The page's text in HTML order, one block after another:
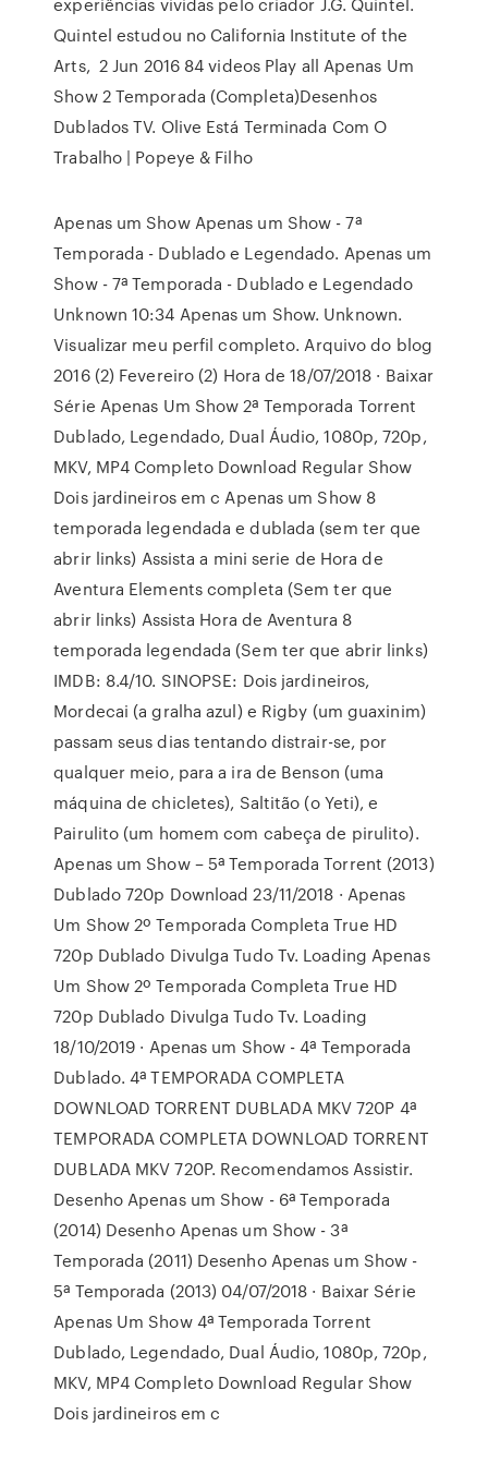
Quintel estudou no California Institute of the
Arts, 2 Jun 2016 84 videos Play all Apenas Um
Show 2 Temporada (Completa)Desenhos
Dublados TV. Olive Está Terminada Com O
Trabalho | Popeye & Filho
Apenas um Show Apenas um Show - 7ª
Temporada - Dublado e Legendado. Apenas um
Show - 7ª Temporada - Dublado e Legendado
Unknown 10:34 Apenas um Show. Unknown.
Visualizar meu perfil completo. Arquivo do blog
2016 (2) Fevereiro (2) Hora de 18/07/2018 · Baixar
Série Apenas Um Show 2ª Temporada Torrent
Dublado, Legendado, Dual Áudio, 1080p, 720p,
MKV, MP4 Completo Download Regular Show
Dois jardineiros em c Apenas um Show 8
temporada legendada e dublada (sem ter que
abrir links) Assista a mini serie de Hora de
Aventura Elements completa (Sem ter que
abrir links) Assista Hora de Aventura 8
temporada legendada (Sem ter que abrir links)
IMDB: 8.4/10. SINOPSE: Dois jardineiros,
Mordecai (a gralha azul) e Rigby (um guaxinim)
passam seus dias tentando distrair-se, por
qualquer meio, para a ira de Benson (uma
máquina de chicletes), Saltitão (o Yeti), e
Pairulito (um homem com cabeça de pirulito).
Apenas um Show – 5ª Temporada Torrent (2013)
Dublado 720p Download 23/11/2018 · Apenas
Um Show 2º Temporada Completa True HD
720p Dublado Divulga Tudo Tv. Loading Apenas
Um Show 2º Temporada Completa True HD
720p Dublado Divulga Tudo Tv. Loading
18/10/2019 · Apenas um Show - 4ª Temporada
Dublado. 4ª TEMPORADA COMPLETA
DOWNLOAD TORRENT DUBLADA MKV 720P 4ª
TEMPORADA COMPLETA DOWNLOAD TORRENT
DUBLADA MKV 720P. Recomendamos Assistir.
Desenho Apenas um Show - 6ª Temporada
(2014) Desenho Apenas um Show - 3ª
Temporada (2011) Desenho Apenas um Show -
5ª Temporada (2013) 04/07/2018 · Baixar Série
Apenas Um Show 4ª Temporada Torrent
Dublado, Legendado, Dual Áudio, 1080p, 720p,
MKV, MP4 Completo Download Regular Show
Dois jardineiros em c